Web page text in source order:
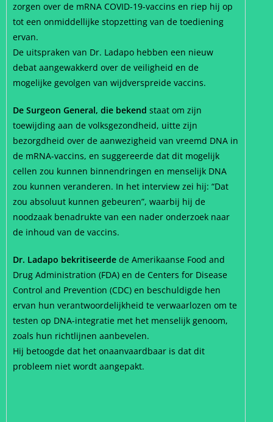
zorgen over de mRNA COVID-19-vaccins en riep hij op
tot een onmiddellijke stopzetting van de toediening
ervan.
De uitspraken van Dr. Ladapo hebben een nieuw
debat aangewakkerd over de veiligheid en de
mogelijke gevolgen van wijdverspreide vaccins.
De Surgeon General, die bekend staat om zijn
toewijding aan de volksgezondheid, uitte zijn
bezorgdheid over de aanwezigheid van vreemd DNA in
de mRNA-vaccins, en suggereerde dat dit mogelijk
cellen zou kunnen binnendringen en menselijk DNA
zou kunnen veranderen. In het interview zei hij: “Dat
zou absoluut kunnen gebeuren”, waarbij hij de
noodzaak benadrukte van een nader onderzoek naar
de inhoud van de vaccins.
Dr. Ladapo bekritiseerde de Amerikaanse Food and
Drug Administration (FDA) en de Centers for Disease
Control and Prevention (CDC) en beschuldigde hen
ervan hun verantwoordelijkheid te verwaarlozen om te
testen op DNA-integratie met het menselijk genoom,
zoals hun richtlijnen aanbevelen.
Hij betoogde dat het onaanvaardbaar is dat dit
probleem niet wordt aangepakt.